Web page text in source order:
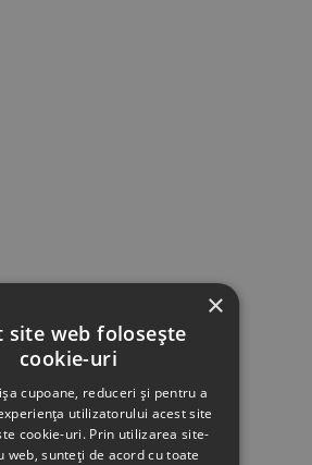
×
site web folosește
cookie-uri
cupoane, reduceri și pentru a
utilizatorului acest site
cookie-uri. Prin utilizarea site-
web, sunteți de acord cu toate